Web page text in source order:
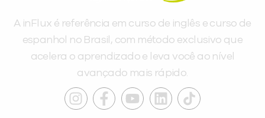
A inFlux é referência em curso de inglês e curso de
espanhol no Brasil, com método exclusivo que
acelera o aprendizado e leva você ao nível
avançado mais rápido.